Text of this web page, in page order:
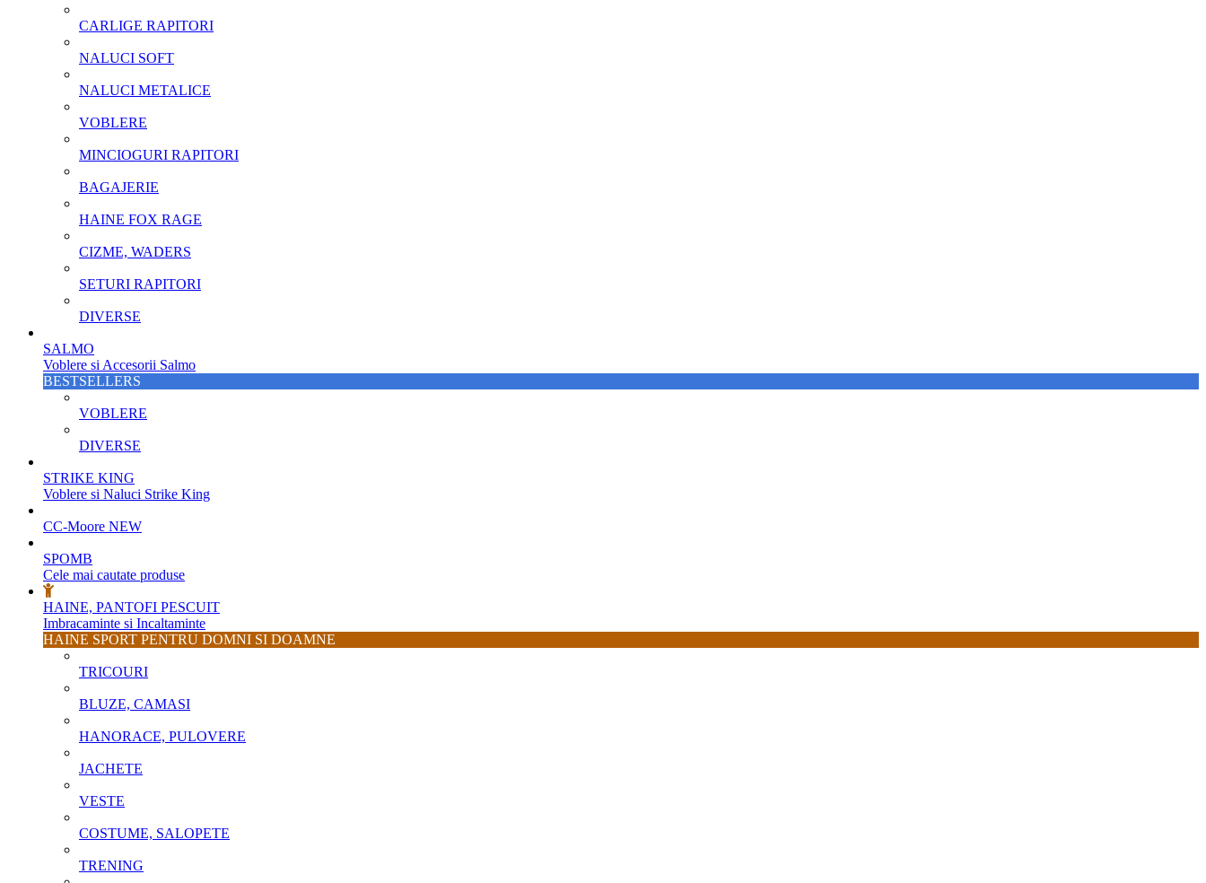
CARLIGE RAPITORI
NALUCI SOFT
NALUCI METALICE
VOBLERE
MINCIOGURI RAPITORI
BAGAJERIE
HAINE FOX RAGE
CIZME, WADERS
SETURI RAPITORI
DIVERSE
SALMO
Voblere si Accesorii Salmo
BESTSELLERS
VOBLERE
DIVERSE
STRIKE KING
Voblere si Naluci Strike King
CC-Moore NEW
SPOMB
Cele mai cautate produse
HAINE, PANTOFI PESCUIT
Imbracaminte si Incaltaminte
HAINE SPORT PENTRU DOMNI SI DOAMNE
TRICOURI
BLUZE, CAMASI
HANORACE, PULOVERE
JACHETE
VESTE
COSTUME, SALOPETE
TRENING